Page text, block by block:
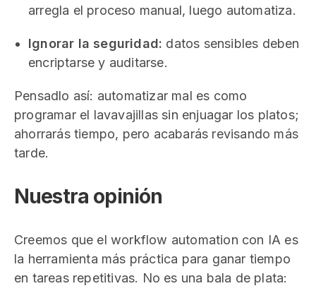
arregla el proceso manual, luego automatiza.
Ignorar la seguridad: datos sensibles deben
encriptarse y auditarse.
Pensadlo así: automatizar mal es como
programar el lavavajillas sin enjuagar los platos;
ahorrarás tiempo, pero acabarás revisando más
tarde.
Nuestra opinión
Creemos que el workflow automation con IA es
la herramienta más práctica para ganar tiempo
en tareas repetitivas. No es una bala de plata: